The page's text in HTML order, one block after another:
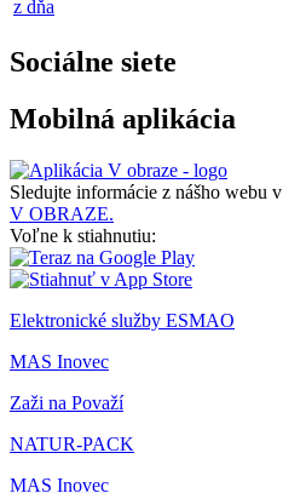
z dňa
Sociálne siete
Mobilná aplikácia
Sledujte informácie z nášho webu v
V OBRAZE.
Voľne k stiahnutiu:
Elektronické služby ESMAO
MAS Inovec
Zaži na Považí
NATUR-PACK
MAS Inovec